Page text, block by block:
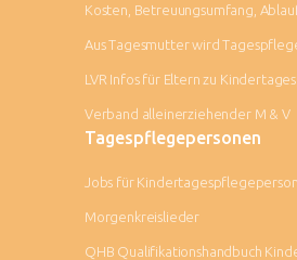
Kosten, Betreuungsumfang,
Aus Tagesmutter wird
LVR Infos für Eltern zu
Verband alleinerziehender M & V
Tagespflegepersonen
Jobs für
Morgenkreislieder
QHB Qualifikationshandbuch